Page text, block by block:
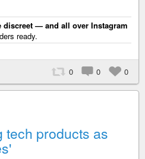
discreet — and all over Instagram
ready.
0 0 0
tech products as